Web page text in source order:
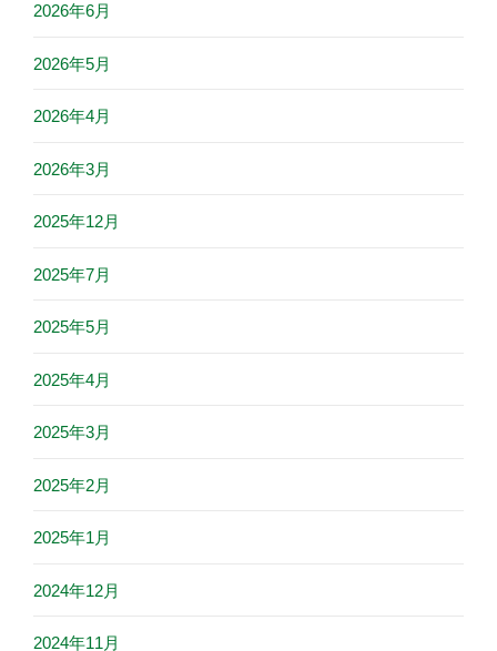
2026年6月
2026年5月
2026年4月
2026年3月
2025年12月
2025年7月
2025年5月
2025年4月
2025年3月
2025年2月
2025年1月
2024年12月
2024年11月